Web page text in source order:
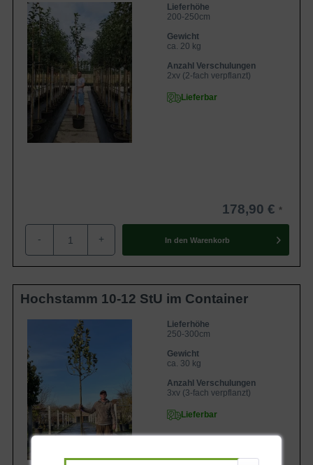
Lieferhöhe
200-250cm
Gewicht
ca. 20 kg
Anzahl Verschulungen
2xv (2-fach verpflanzt)
Lieferbar
178,90 €
- + In den Warenkorb
Hochstamm 10-12 StU im Container
Lieferhöhe
250-300cm
Gewicht
ca. 30 kg
Anzahl Verschulungen
3xv (3-fach verpflanzt)
Lieferbar